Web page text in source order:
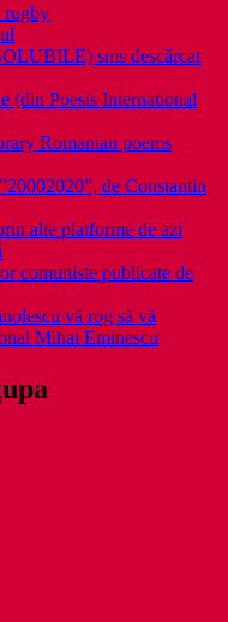
rugby
sms descărcat
(din Poesis International
Romanian poems
de Constantin
alte platforme de azi
comuniste publicate de
vă rog să vă
Mihai Eminescu